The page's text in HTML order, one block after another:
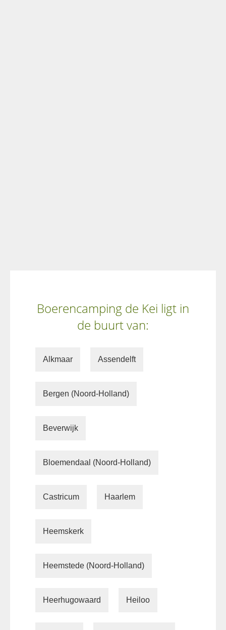
Boerencamping de Kei ligt in
de buurt van:
Alkmaar Assendelft
Bergen (Noord-Holland)
Beverwijk
Bloemendaal (Noord-Holland)
Castricum Haarlem
Heemskerk
Heemstede (Noord-Holland)
Heerhugowaard Heiloo